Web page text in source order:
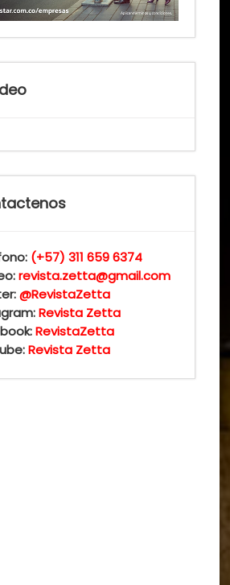
(+57) 311 659 6374
revista.zetta@gmail.com
@RevistaZetta
Revista Zetta
RevistaZetta
Revista Zetta